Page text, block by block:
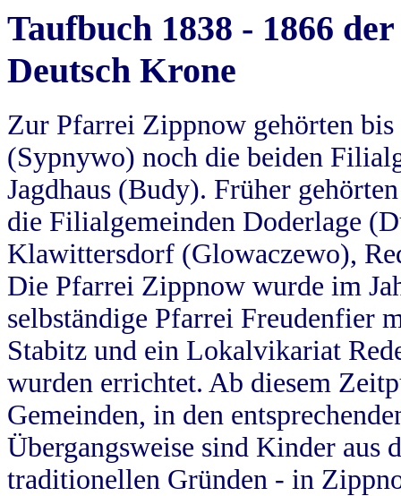
Taufbuch 1838 - 1866
Deutsch Krone
Zur Pfarrei Zippnow gehörten
(Sypnywo) noch die beiden
Jagdhaus (Budy). Früher
die Filialgemeinden Doderlage
Klawittersdorf (Glowaczewo),
Die Pfarrei Zippnow wurde im
selbständige Pfarrei Freudenfier
Stabitz und ein Lokalvikariat
wurden errichtet. Ab diesem
Gemeinden, in den
Übergangsweise sind Kinder aus
traditionellen Gründen - in